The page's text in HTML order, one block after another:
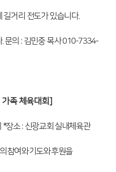
길거리 전도가 있습니다.
.문의 : 김민중 목사010-7334-
족 체육대회 ]
*장소: 신광교회 실내체육관
참여와 기도와 후원을